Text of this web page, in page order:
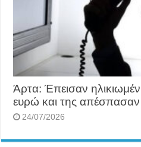
Άρτα: Έπεισαν
ευρώ και της
24/07/2026